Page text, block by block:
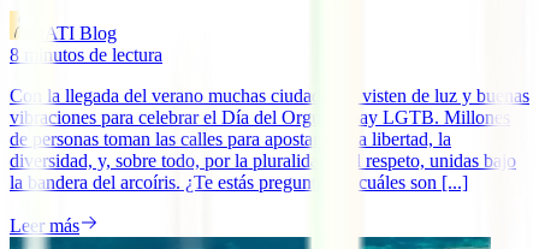
IATI Blog
8
minutos de lectura
Con la llegada del verano muchas ciudades se visten de luz y buenas
vibraciones para celebrar el Día del Orgullo Gay LGTB. Millones
de personas toman las calles para apostar por la libertad, la
diversidad, y, sobre todo, por la pluralidad y el respeto, unidas bajo
la bandera del arcoíris. ¿Te estás preguntando cuáles son [...]
Leer más